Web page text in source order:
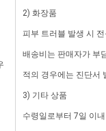
2) 화장품
피부 트러블 발생 시
배송비는 판매자가 부
적의 경우에는 진단서
3) 기타 상품
수령일로부터 7일 이